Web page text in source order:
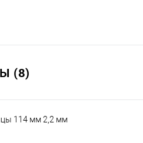
(8)
114 мм 2,2 мм